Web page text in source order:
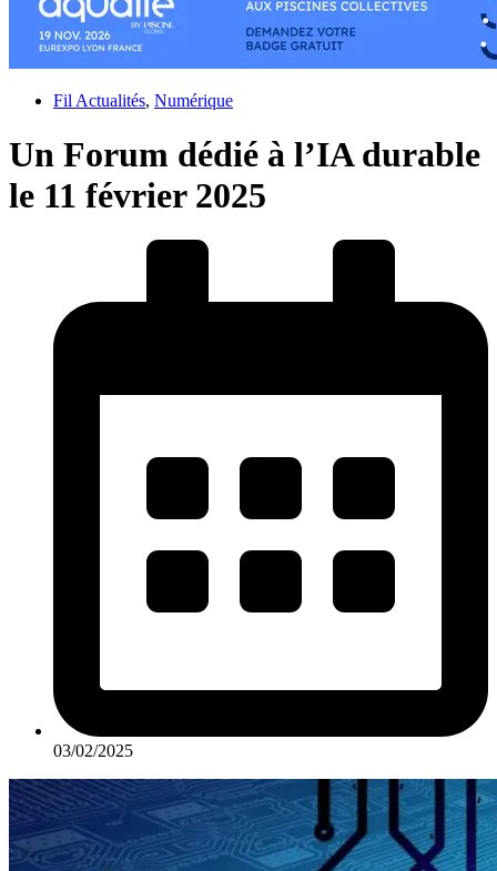
Fil Actualités, Numérique
Un Forum dédié à l’IA durable
le 11 février 2025
03/02/2025